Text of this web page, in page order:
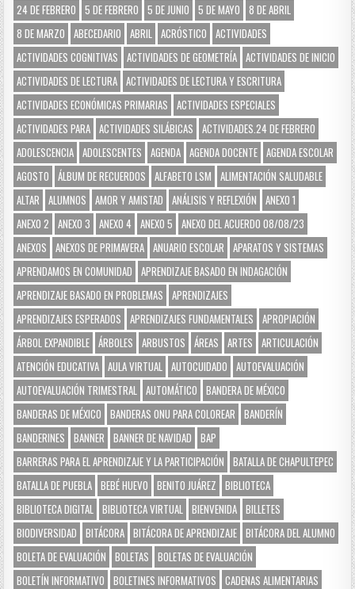
24 DE FEBRERO
5 DE FEBRERO 5 DE JUNIO 5 DE MAYO
8 DE ABRIL
8 DE MARZO
ABECEDARIO ABRIL ACRÓSTICO
ACTIVIDADES
ACTIVIDADES COGNITIVAS
ACTIVIDADES DE GEOMETRÍA ACTIVIDADES DE INICIO
ACTIVIDADES DE LECTURA ACTIVIDADES DE LECTURA Y ESCRITURA
ACTIVIDADES ECONÓMICAS PRIMARIAS
ACTIVIDADES ESPECIALES
ACTIVIDADES PARA ACTIVIDADES SILÁBICAS
ACTIVIDADES.24 DE FEBRERO
ADOLESCENCIA ADOLESCENTES AGENDA AGENDA DOCENTE AGENDA ESCOLAR
AGOSTO
ÁLBUM DE RECUERDOS ALFABETO LSM
ALIMENTACIÓN SALUDABLE
ALTAR
ALUMNOS AMOR Y AMISTAD ANÁLISIS Y REFLEXIÓN
ANEXO 1
ANEXO 2
ANEXO 3 ANEXO 4 ANEXO 5
ANEXO DEL ACUERDO 08/08/23
ANEXOS
ANEXOS DE PRIMAVERA ANUARIO ESCOLAR
APARATOS Y SISTEMAS
APRENDAMOS EN COMUNIDAD
APRENDIZAJE BASADO EN INDAGACIÓN
APRENDIZAJE BASADO EN PROBLEMAS
APRENDIZAJES
APRENDIZAJES ESPERADOS
APRENDIZAJES FUNDAMENTALES
APROPIACIÓN
ÁRBOL EXPANDIBLE ÁRBOLES ARBUSTOS ÁREAS ARTES
ARTICULACIÓN
ATENCIÓN EDUCATIVA AULA VIRTUAL AUTOCUIDADO
AUTOEVALUACIÓN
AUTOEVALUACIÓN TRIMESTRAL
AUTOMÁTICO
BANDERA DE MÉXICO
BANDERAS DE MÉXICO
BANDERAS ONU PARA COLOREAR
BANDERÍN
BANDERINES
BANNER BANNER DE NAVIDAD
BAP
BARRERAS PARA EL APRENDIZAJE Y LA PARTICIPACIÓN
BATALLA DE CHAPULTEPEC
BATALLA DE PUEBLA BEBÉ HUEVO BENITO JUÁREZ
BIBLIOTECA
BIBLIOTECA DIGITAL
BIBLIOTECA VIRTUAL BIENVENIDA BILLETES
BIODIVERSIDAD
BITÁCORA BITÁCORA DE APRENDIZAJE BITÁCORA DEL ALUMNO
BOLETA DE EVALUACIÓN
BOLETAS
BOLETAS DE EVALUACIÓN
BOLETÍN INFORMATIVO
BOLETINES INFORMATIVOS
CADENAS ALIMENTARIAS